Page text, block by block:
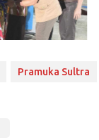
Pramuka Sultra